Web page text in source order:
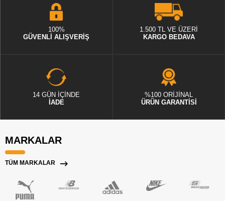
100%
GÜVENLİ ALIŞVERİŞ
1.500 TL VE ÜZERİ
KARGO BEDAVA
14 GÜN İÇİNDE
İADE
%100 ORİJİNAL
ÜRÜN GARANTİSİ
MARKALAR
TÜM MARKALAR